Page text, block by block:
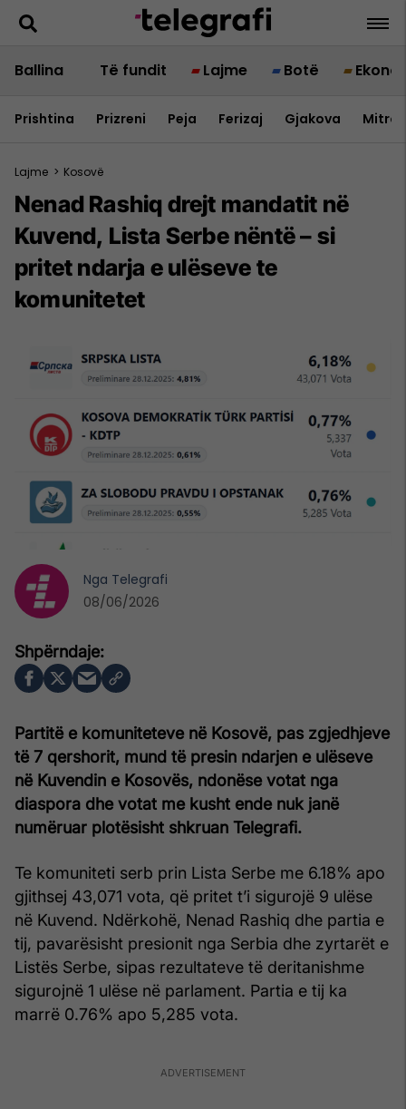
Ballina Të fundit Lajme Botë
Prishtina Prizreni Peja Ferizaj Gjakova
Lajme > Kosovë
Nenad Rashiq drejt mandatit në
Kuvend, Lista Serbe nëntë – si
pritet ndarja e ulëseve te
komunitetet
Partitë e komuniteteve në Kosovë, pas zgjedhjeve
të 7 qershorit, mund të presin ndarjen e ulëseve
në Kuvendin e Kosovës, ndonëse votat nga
diaspora dhe votat me kusht ende nuk janë
numëruar plotësisht shkruan Telegrafi.
Te komuniteti serb prin Lista Serbe me 6.18% apo
gjithsej 43,071 vota, që pritet t’i sigurojë 9 ulëse
në Kuvend. Ndërkohë, Nenad Rashiq dhe partia e
tij, pavarësisht presionit nga Serbia dhe zyrtarët e
Listës Serbe, sipas rezultateve të deritanishme
sigurojnë 1 ulëse në parlament. Partia e tij ka
marrë 0.76% apo 5,285 vota.
Nga Telegrafi
08/06/2026